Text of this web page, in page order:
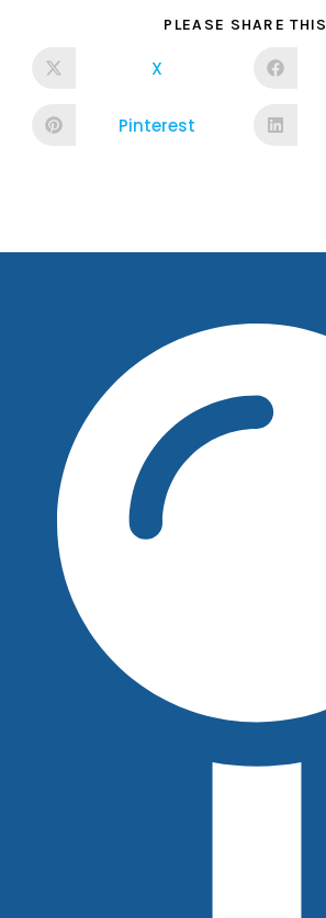
PLEASE SHARE THIS
X
Pinterest